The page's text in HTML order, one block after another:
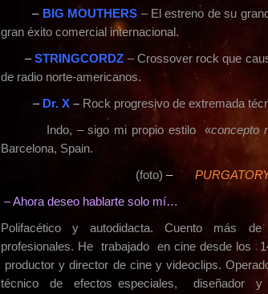
– BIG MOUTHERS – El estreno de su
gran éxito comercial internacional.
–STRINGCORDZ – Crossover rock que
de radio norte-americanos.
– Dr. X – Rock progresivo de extremada
Indo, – sigo mi propio estilo «concepto
Barcelona, Spain.
(foto) –
–Ahora deseo hablarte solo mí…
Polifacético y autodidacta. Cuento más
profesionales. He trabajado en cine desde los
productor y director de cine y videoclips.
técnico de efectos especiales, diseñador y